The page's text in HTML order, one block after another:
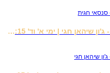
2026 קראטה מתקדם ילדים (9-12) - ג'ון שיהאן חגי | ימי א' וד' 18:15-19:15